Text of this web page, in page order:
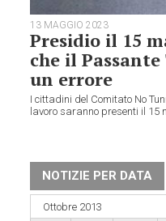
13 MAGGIO 2023
Presidio il 15
che il
un errore
I cittadini del Comitato No
lavoro saranno presenti il 15
NOTIZIE PER DATA
Ottobre 2013